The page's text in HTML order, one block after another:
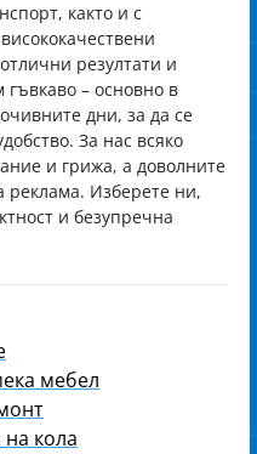
както и с
резултати и
– основно в
дни, за да се
За нас всяко
и грижа, а доволните
реклама. Изберете ни,
и безупречна
мебел
кола